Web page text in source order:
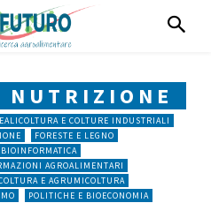
E COLTURE INDUSTRIALI
FORESTE E LEGNO
AGROALIMENTARI
E AGRUMICOLTURA
POLITICHE E BIOECONOMIA